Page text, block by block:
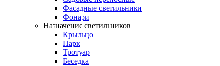
Фасадные светильники
Фонари
Назначение светильников
Крыльцо
Парк
Тротуар
Беседка